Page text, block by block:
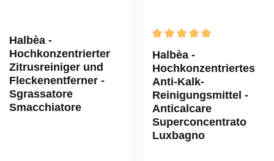
Halbèa -
Hochkonzentrierter
Zitrusreiniger und
Fleckenentferner -
Sgrassatore
Smacchiatore
Durchschnittliche
Halbèa -
Hochkonzentriertes
Anti-Kalk-
Reinigungsmittel -
Anticalcare
Superconcentrato
Luxbagno